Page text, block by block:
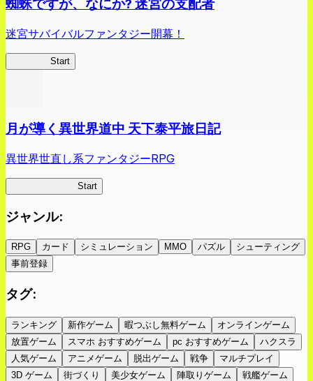
蜘蛛ですが、なにか? 迷宮の支配者
迷宮サバイバルファンタジー開幕！
Start
月が導く異世界道中 天下泰平旅日記
異世界世直し系ファンタジーRPG
Start
ジャンル:
RPG カード シミュレーション MMO パズル
シューティング
事前登録
タグ:
ランキング 新作ゲーム 暇つぶし無料ゲーム
オンラインゲーム
放置ゲーム
スマホ おすすめゲーム pc おすすめゲーム
ハクスラ
人気ゲーム
アニメゲーム 脱出ゲーム 戦争
マルチプレイ
3D ゲーム
街づくり 美少女ゲーム 陣取りゲーム 戦艦ゲーム